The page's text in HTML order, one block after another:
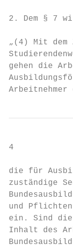
2. Dem § 7
„(4) Mit dem
gehen die
4
die für
zuständige
und Pflichten
ein. Sind
Inhalt des